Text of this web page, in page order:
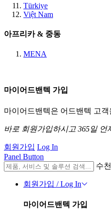
Türkiye
Việt Nam
아프리카 & 중동
MENA
마이어드밴텍 가입
마이어드밴텍은 어드밴텍 고
바로 회원가입하시고 365일
회원가입 Log In
Panel Button
수
회원가입 / Log In
마이어드밴텍 가입